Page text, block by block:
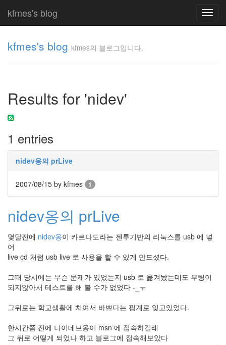
kfmes's blog
kfmes's blog kfmes의 블로그입니다.
Results for 'nidev'
1 entries
nidev옹의 prLive
2007/08/15 by kfmes 1
nidev옹의 prLive
몇달전에 nidev옹이 카르나도라는 젠투기반의 리눅스를 usb 에 넣
어
live cd 처럼 usb live 로 사용을 할 수 있게 만드셨다.
그때 당시에는 무슨 문제가 있었는지 usb 로 옮겨놨는데도 부팅이
되지않아서 테스트를 해 볼 수가 없었다 -_ㅜ
그뒤로는 학교생활에 치여서 바쁘다는 핑계로 잊고있었다.
한시간쯤 전에 나이데브옹이 msn 에 접속하길래
그 뒤로 어떻게 되었나 하고 블로그에 접속해보았다
입니
다.
kfmes
Tag
Cloud
kfmes
JateON
테
슬
라
Java
테
모
델